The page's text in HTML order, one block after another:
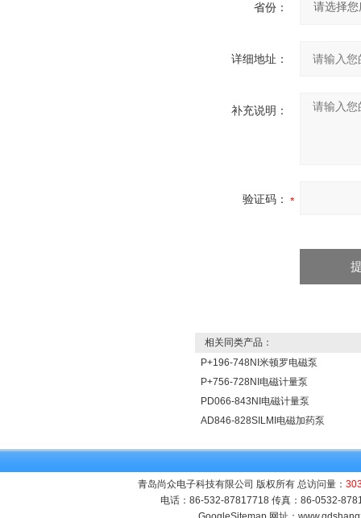
省份：
详细地址：
补充说明：
验证码：
相关同类产品：
P+196-748NI米顿罗电磁泵
P+756-728NI电磁计量泵
PD066-843NI电磁计量泵
AD846-828SILMI电磁加药泵
青岛尚众电子科技有限公司 版权所有 总访问量：
电话：86-532-87817718 传真：86-0532-